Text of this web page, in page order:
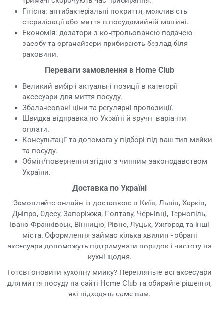
Гігієна: антибактеріальні покриття, можливість
стерилізації або миття в посудомийній машині.
Економія: дозатори з контрольованою подачею
засобу та органайзери прибирають безлад біля
раковини.
Переваги замовлення в Home Club
Великий вибір і актуальні позиції в категорії
аксесуари для миття посуду.
Збалансовані ціни та регулярні пропозиції.
Швидка відправка по Україні й зручні варіанти
оплати.
Консультації та допомога у підборі під ваш тип мийки
та посуду.
Обмін/повернення згідно з чинним законодавством
України.
Доставка по Україні
Замовляйте онлайн із доставкою в Київ, Львів, Харків,
Дніпро, Одесу, Запоріжжя, Полтаву, Чернівці, Тернопіль,
Івано-Франківськ, Вінницю, Рівне, Луцьк, Ужгород та інші
міста. Оформлення займає кілька хвилин - обрані
аксесуари допоможуть підтримувати порядок і чистоту на
кухні щодня.
Готові оновити кухонну мийку? Перегляньте всі аксесуари
для миття посуду на сайті Home Club та обирайте рішення,
які підходять саме вам.